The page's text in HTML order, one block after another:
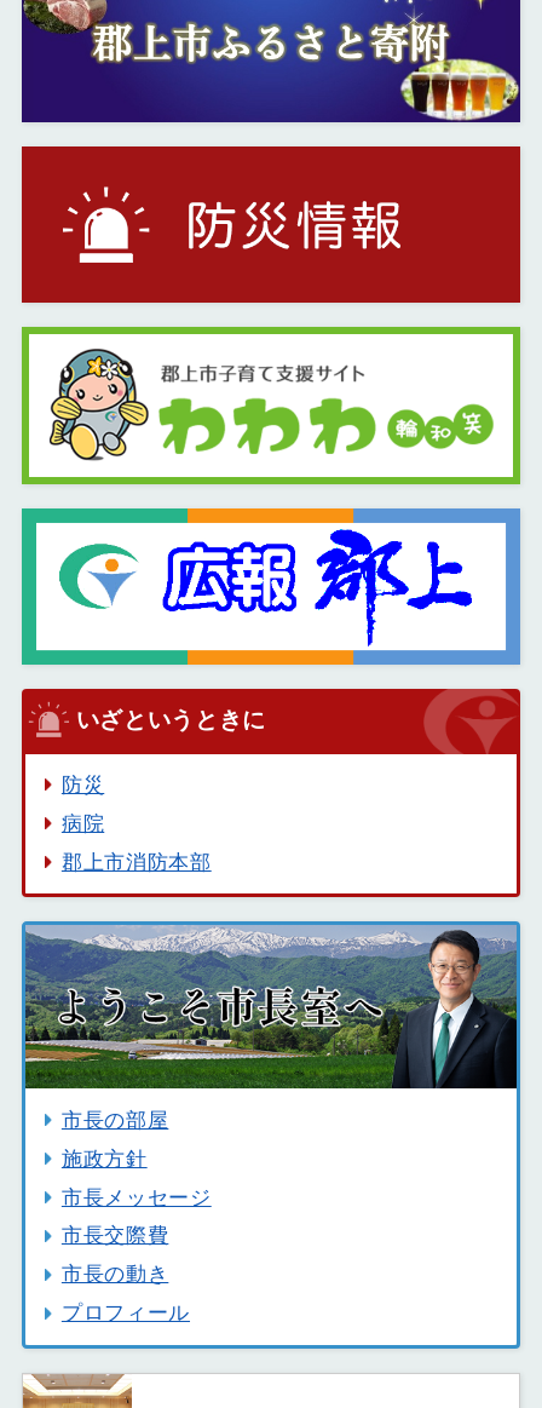
いざというときに
防災
病院
郡上市消防本部
市長の部屋
施政方針
市長メッセージ
市長交際費
市長の動き
プロフィール